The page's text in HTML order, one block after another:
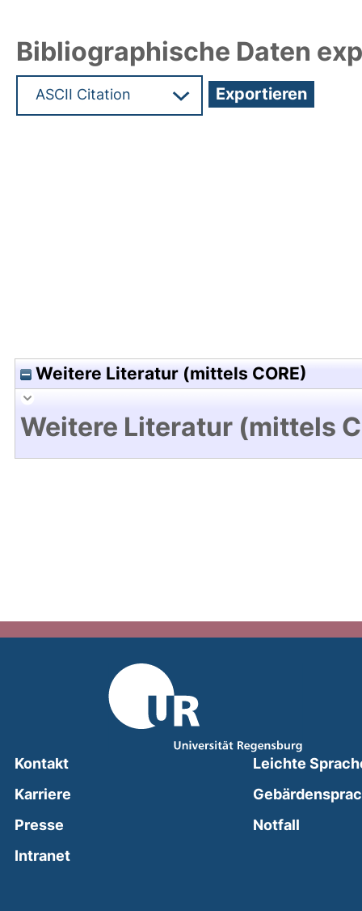
Bibliographische Daten
Weitere Literatur (mittels CORE)
Weitere Literatur (mittels
Kontakt
Karriere
Presse
Intranet(external link, opens in a new window)
Leichte
Notfall